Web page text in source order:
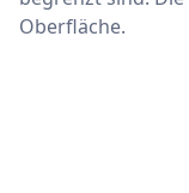
Oberfläche.